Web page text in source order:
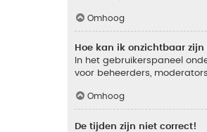
Omhoog
Hoe kan ik onzichtbaar
In het gebruikerspaneel
voor beheerders,
Omhoog
De tijden zijn niet correct!